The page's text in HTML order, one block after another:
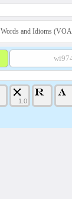
Words and Idioms
1.0